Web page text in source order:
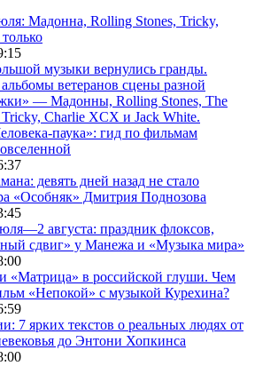
Мадонна, Rolling Stones, Tricky,
музыки вернулись гранды.
ветеранов сцены разной
— Мадонны, Rolling Stones, The
Tricky, Charlie XCX и Jack White.
паука»: гид по фильмам
девять дней назад не стало
«Особняк» Дмитрия Поднозова
августа: праздник флоксов,
сдвиг» у Манежа и «Музыка мира»
«Матрица» в российской глуши. Чем
«Непокой» с музыкой Курехина?
7 ярких текстов о реальных людях от
до Энтони Хопкинса